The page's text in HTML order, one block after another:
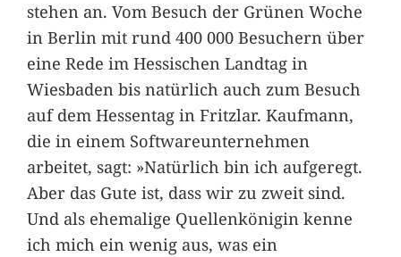
stehen an. Vom Besuch der Grünen Woche
in Berlin mit rund 400 000 Besuchern über
eine Rede im Hessischen Landtag in
Wiesbaden bis natürlich auch zum Besuch
auf dem Hessentag in Fritzlar. Kaufmann,
die in einem Softwareunternehmen
arbeitet, sagt: »Natürlich bin ich aufgeregt.
Aber das Gute ist, dass wir zu zweit sind.
Und als ehemalige Quellenkönigin kenne
ich mich ein wenig aus, was ein